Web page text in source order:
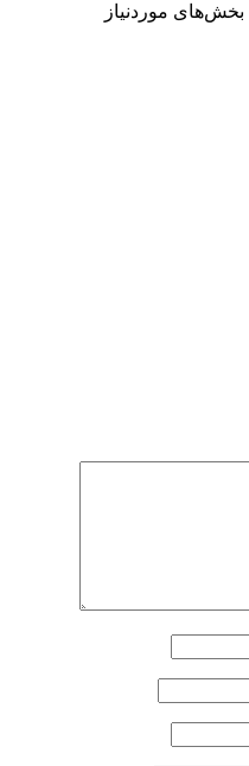
بخش‌های موردنیاز